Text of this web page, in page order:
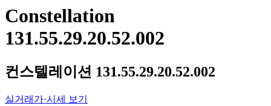
Constellation
131.55.29.20.52.002
컨스텔레이션 131.55.29.20.52.002
실거래가·시세 보기